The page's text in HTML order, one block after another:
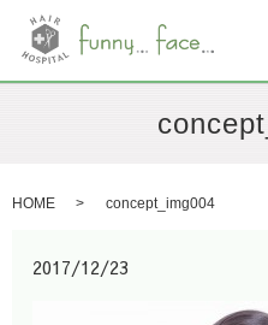
HOME concept_img004
2017/12/23